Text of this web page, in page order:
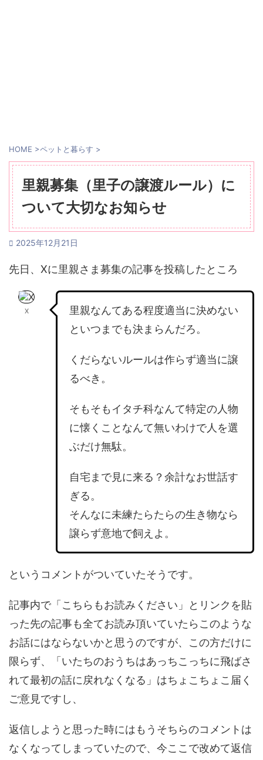
HOME >ペットと暮らす >
里親募集（里子の譲渡ルール）に
ついて大切なお知らせ
2025年12月21日
先日、Xに里親さま募集の記事を投稿したところ
X
里親なんてある程度適当に決めない
といつまでも決まらんだろ。
くだらないルールは作らず適当に譲
るべき。
そもそもイタチ科なんて特定の人物
に懐くことなんて無いわけで人を選
ぶだけ無駄。
自宅まで見に来る？余計なお世話す
ぎる。
そんなに未練たらたらの生き物なら
譲らず意地で飼えよ。
というコメントがついていたそうです。
記事内で「こちらもお読みください」とリンクを貼
った先の記事も全てお読み頂いていたらこのような
お話にはならないかと思うのですが、この方だけに
限らず、「いたちのおうちはあっちこっちに飛ばさ
れて最初の話に戻れなくなる」はちょこちょこ届く
ご意見ですし、
返信しようと思った時にはもうそちらのコメントは
なくなってしまっていたので、今ここで改めて返信